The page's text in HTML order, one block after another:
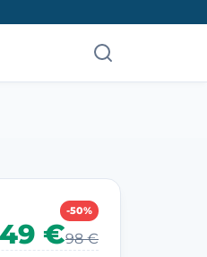
-50%
49 €98 €